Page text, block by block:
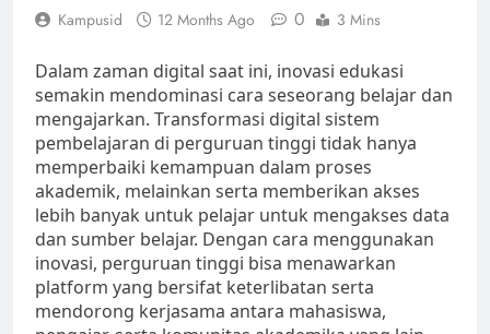
Kampusid 12 Months Ago 0 3 Mins
Dalam zaman digital saat ini, inovasi edukasi
semakin mendominasi cara seseorang belajar dan
mengajarkan. Transformasi digital sistem
pembelajaran di perguruan tinggi tidak hanya
memperbaiki kemampuan dalam proses
akademik, melainkan serta memberikan akses
lebih banyak untuk pelajar untuk mengakses data
dan sumber belajar. Dengan cara menggunakan
inovasi, perguruan tinggi bisa menawarkan
platform yang bersifat keterlibatan serta
mendorong kerjasama antara mahasiswa,